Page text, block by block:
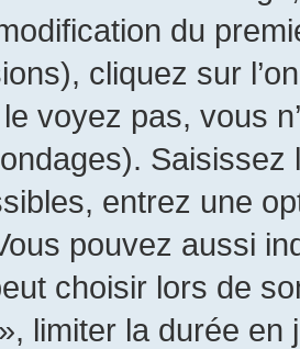
du
cliquez sur
voyez pas, vous
entrez une
pouvez aussi
choisir lors de
limiter la durée